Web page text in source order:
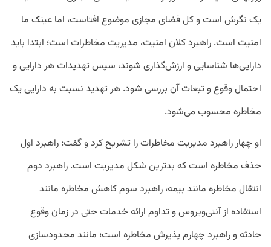
یک نگرش است و کل فضای مجازی موضوع افتاست، اما عینک ما
امنیت است. راهبرد کلان امنیت، مدیریت مخاطرات است؛ ابتدا باید
دارایی‌ها شناسایی و ارزش‌گذاری شوند، سپس تهدیدات هر دارایی و
احتمال وقوع و تبعات آن بررسی شود. هر تهدید نسبت به دارایی یک
مخاطره محسوب می‌شود.
او چهار راهبرد مدیریت مخاطرات را تشریح کرد و گفت: راهبرد اول
حذف مخاطره است که بدترین شکل مدیریت است. راهبرد دوم
انتقال مخاطره مانند بیمه، راهبرد سوم کاهش مخاطره مانند
استفاده از آنتی‌ویروس و تداوم ارائه خدمات حتی در زمان وقوع
حادثه و راهبرد چهارم پذیرش مخاطره است؛ مانند محدودسازی